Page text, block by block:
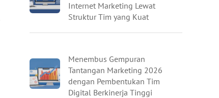
Internet Marketing Lewat
Struktur Tim yang Kuat
Menembus Gempuran
Tantangan Marketing 2026
dengan Pembentukan Tim
Digital Berkinerja Tinggi